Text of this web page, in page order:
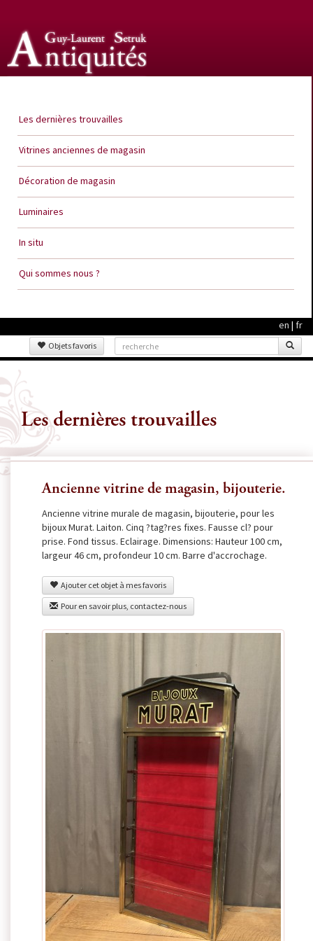
Les dernières trouvailles
Vitrines anciennes de magasin
Décoration de magasin
Luminaires
In situ
Qui sommes nous ?
en | fr
Objets favoris
Les dernières trouvailles
Ancienne vitrine de magasin, bijouterie.
Ancienne vitrine murale de magasin, bijouterie, pour les
bijoux Murat. Laiton. Cinq ?tag?res fixes. Fausse cl? pour
prise. Fond tissus. Eclairage. Dimensions: Hauteur 100 cm,
largeur 46 cm, profondeur 10 cm. Barre d'accrochage.
Ajouter cet objet à mes favoris
Pour en savoir plus, contactez-nous